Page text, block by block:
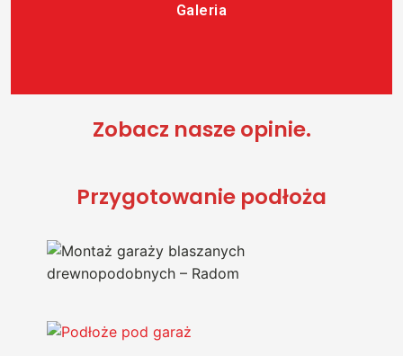
Galeria
Zobacz nasze opinie.
Przygotowanie podłoża